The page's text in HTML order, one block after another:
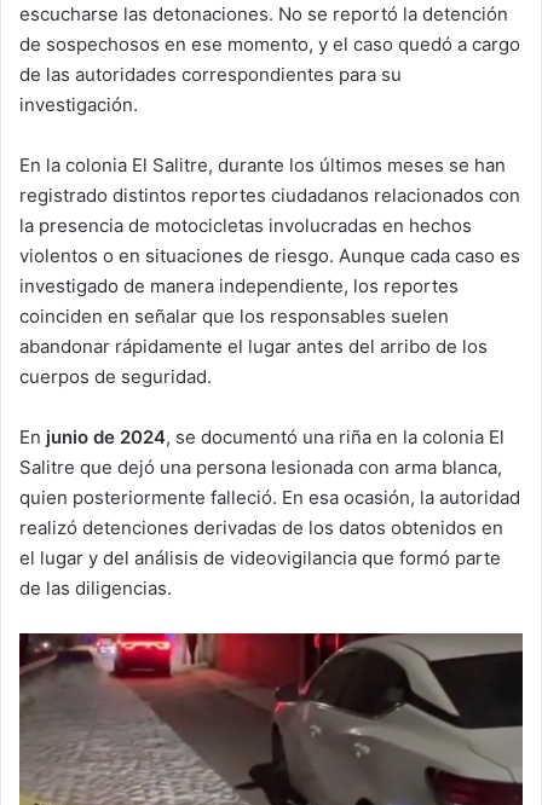
escucharse las detonaciones. No se reportó la detención
de sospechosos en ese momento, y el caso quedó a cargo
de las autoridades correspondientes para su
investigación.
En la colonia El Salitre, durante los últimos meses se han
registrado distintos reportes ciudadanos relacionados con
la presencia de motocicletas involucradas en hechos
violentos o en situaciones de riesgo. Aunque cada caso es
investigado de manera independiente, los reportes
coinciden en señalar que los responsables suelen
abandonar rápidamente el lugar antes del arribo de los
cuerpos de seguridad.
En junio de 2024, se documentó una riña en la colonia El
Salitre que dejó una persona lesionada con arma blanca,
quien posteriormente falleció. En esa ocasión, la autoridad
realizó detenciones derivadas de los datos obtenidos en
el lugar y del análisis de videovigilancia que formó parte
de las diligencias.